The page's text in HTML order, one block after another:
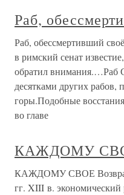
Раб,
Раб, обессмертивший
в римский сенат
обратил внимания.…Раб
десятками других рабов,
горы.Подобные
во главе
КАЖДОМУ
КАЖДОМУ СВОЕ
гг. XIII в. экономический